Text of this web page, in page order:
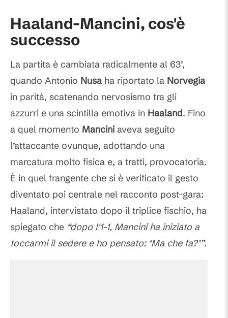
Haaland-Mancini, cos'è
successo
La partita è cambiata radicalmente al 63’,
quando Antonio Nusa ha riportato la Norvegia
in parità, scatenando nervosismo tra gli
azzurri e una scintilla emotiva in Haaland. Fino
a quel momento Mancini aveva seguito
l’attaccante ovunque, adottando una
marcatura molto fisica e, a tratti, provocatoria.
È in quel frangente che si è verificato il gesto
diventato poi centrale nel racconto post-gara:
Haaland, intervistato dopo il triplice fischio, ha
spiegato che “dopo l'1-1, Mancini ha iniziato a
toccarmi il sedere e ho pensato: ‘Ma che fa?’”.